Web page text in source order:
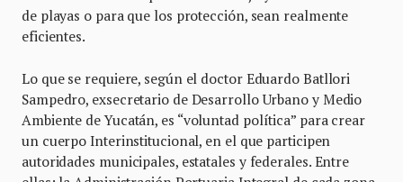
de playas o para que los protección, sean realmente
eficientes.
Lo que se requiere, según el doctor Eduardo Batllori
Sampedro, exsecretario de Desarrollo Urbano y Medio
Ambiente de Yucatán, es “voluntad política” para crear
un cuerpo Interinstitucional, en el que participen
autoridades municipales, estatales y federales. Entre